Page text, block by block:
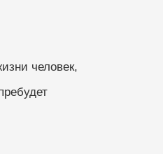
человек,